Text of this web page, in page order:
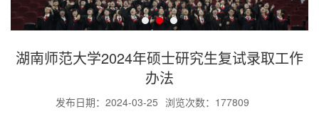
湖南师范大学2024年硕士研究生复试录取工作
办法
发布日期：2024-03-25 浏览次数： 177809